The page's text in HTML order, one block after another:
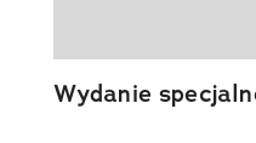
Wydanie